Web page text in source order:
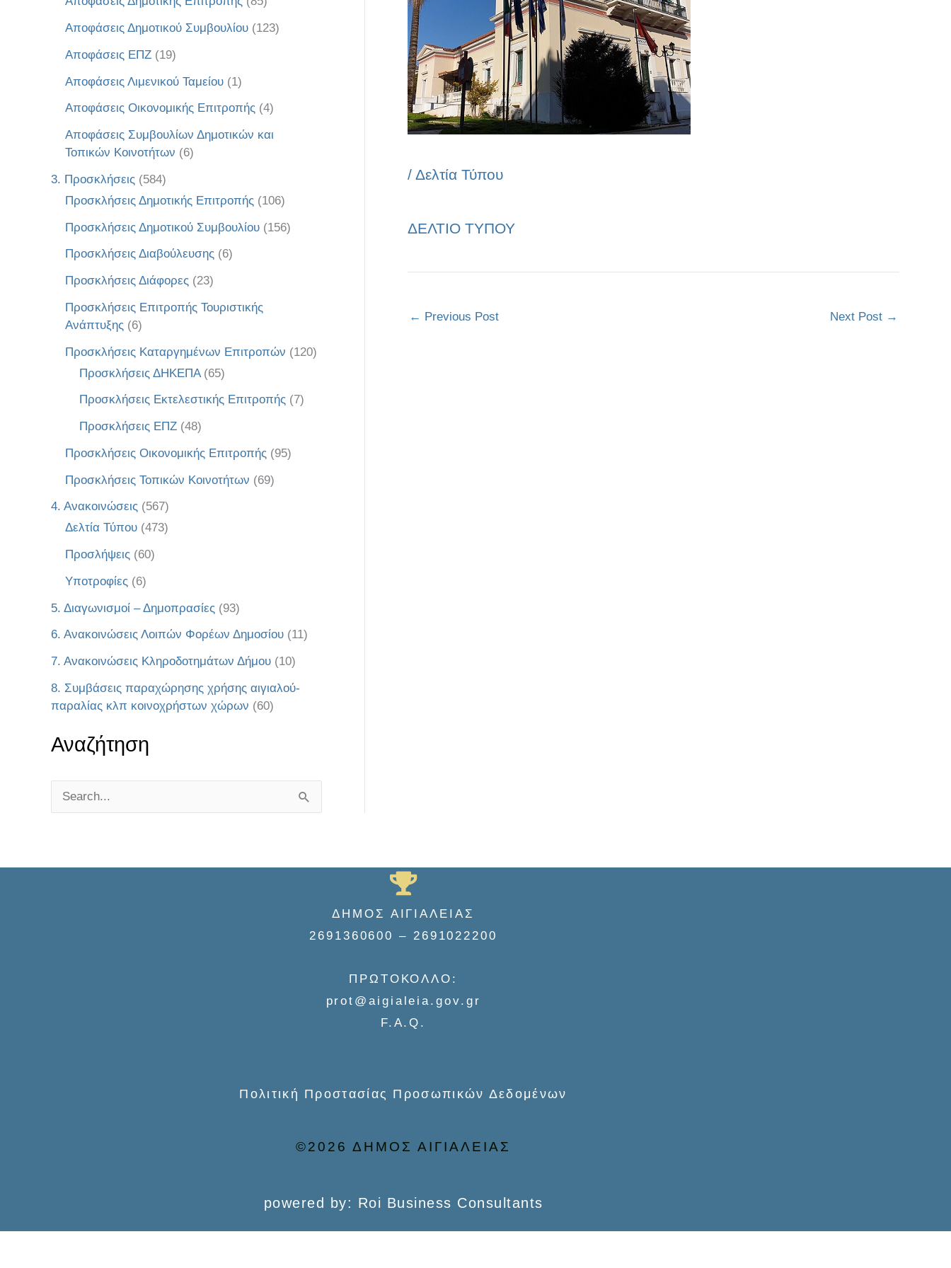
Αποφάσεις Δημοτικού Συμβουλίου (123)
Αποφάσεις ΕΠΖ (19)
Αποφάσεις Λιμενικού Ταμείου (1)
Αποφάσεις Οικονομικής Επιτροπής (4)
Αποφάσεις Συμβουλίων Δημοτικών και
Τοπικών Κοινοτήτων (6)
3. Προσκλήσεις (584)
Προσκλήσεις Δημοτικής Επιτροπής (106)
Προσκλήσεις Δημοτικού Συμβουλίου (156)
Προσκλήσεις Διαβούλευσης (6)
Προσκλήσεις Διάφορες (23)
Προσκλήσεις Επιτροπής Τουριστικής
Ανάπτυξης (6)
Προσκλήσεις Καταργημένων Επιτροπών (120)
Προσκλήσεις ΔΗΚΕΠΑ(65)
Προσκλήσεις Εκτελεστικής Επιτροπής (7)
Προσκλήσεις ΕΠΖ (48)
Προσκλήσεις Οικονομικής Επιτροπής (95)
Προσκλήσεις Τοπικών Κοινοτήτων (69)
4. Ανακοινώσεις (567)
Δελτία Τύπου (473)
Προσλήψεις (60)
Υποτροφίες (6)
5. Διαγωνισμοί – Δημοπρασίες (93)
6. Ανακοινώσεις Λοιπών Φορέων Δημοσίου (11)
7. Ανακοινώσεις Κληροδοτημάτων Δήμου (10)
8. Συμβάσεις παραχώρησης χρήσης αιγιαλού-
παραλίας κλπ κοινοχρήστων χώρων (60)
Αναζήτηση
/ Δελτία Τύπου
ΔΕΛΤΙΟ ΤΥΠΟΥ
← Previous Post Next Post →
ΔΗΜΟΣ ΑΙΓΙΑΛΕΙΑΣ
2691360600 – 2691022200
ΠΡΩΤΟΚΟΛΛΟ:
prot@aigialeia.gov.gr
F.A.Q.
Πολιτική Προστασίας Προσωπικών Δεδομένων
©2026 ΔΗΜΟΣ ΑΙΓΙΑΛΕΙΑΣ
powered by: Roi Business Consultants